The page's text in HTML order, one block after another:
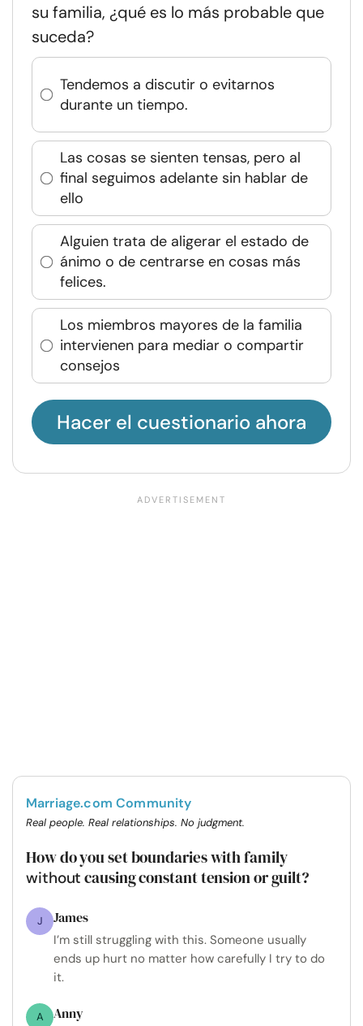
su familia, ¿qué es lo más probable que
suceda?
Tendemos a discutir o evitarnos
durante un tiempo.
Las cosas se sienten tensas, pero al
final seguimos adelante sin hablar de
ello
Alguien trata de aligerar el estado de
ánimo o de centrarse en cosas más
felices.
Los miembros mayores de la familia
intervienen para mediar o compartir
consejos
Hacer el cuestionario ahora
Marriage.com Community
Real people. Real relationships. No judgment.
How do you set boundaries with family
without causing constant tension or guilt?
J James
I’m still struggling with this. Someone usually
ends up hurt no matter how carefully I try to do
it.
A Anny